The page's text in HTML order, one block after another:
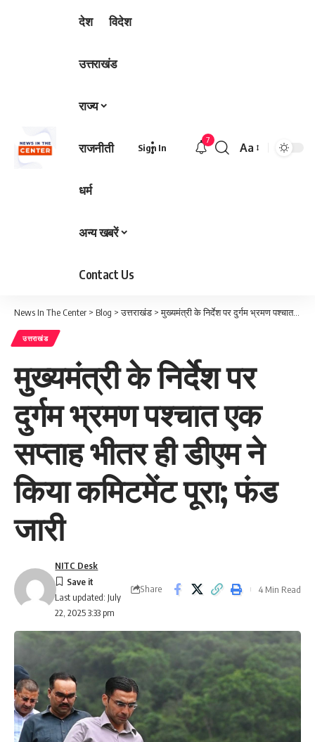
देश विदेश
उत्तराखंड
राज्य
राजनीती
धर्म
अन्य खबरें
Contact Us
Sign In
7
Font
Aa
News In The Center > Blog >उत्तराखंड >मुख्यमंत्री के निर्देश पर दुर्गम भ्रमण पश्चात एक सप्ताह भीतर ही डीएम ने किया कमिटमेंट पूरा; फंड जारी
उत्तराखंड
मुख्यमंत्री के निर्देश पर
दुर्गम भ्रमण पश्चात एक
सप्ताह भीतर ही डीएम ने
किया कमिटमेंट पूरा; फंड
जारी
Last updated: July
22, 2025 3:33 pm
NITC Desk
Share 4 Min Read